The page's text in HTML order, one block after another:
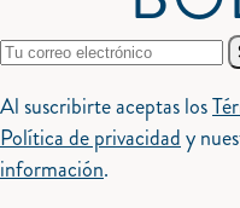
Al suscribirte aceptas los
Política de privacidady
información.